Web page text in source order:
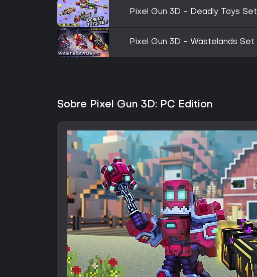
Pixel Gun 3D - Deadly Toys Set
Pixel Gun 3D - Wastelands Set
Sobre Pixel Gun 3D: PC Edition